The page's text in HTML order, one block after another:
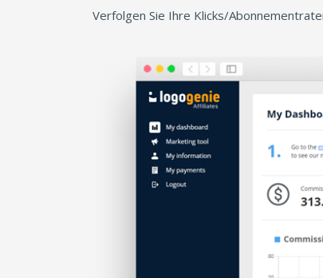
Verfolgen Sie Ihre Klicks/